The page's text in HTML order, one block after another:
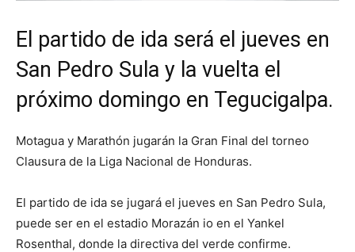
El partido de ida será el jueves en
San Pedro Sula y la vuelta el
próximo domingo en Tegucigalpa.
Motagua y Marathón jugarán la Gran Final del torneo
Clausura de la Liga Nacional de Honduras.
El partido de ida se jugará el jueves en San Pedro Sula,
puede ser en el estadio Morazán io en el Yankel
Rosenthal, donde la directiva del verde confirme.